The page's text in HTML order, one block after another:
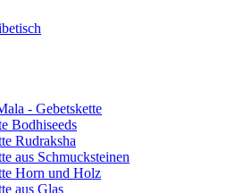
- Gebetskette
Bodhiseeds
Rudraksha
aus Schmucksteinen
Horn und Holz
aus Glas